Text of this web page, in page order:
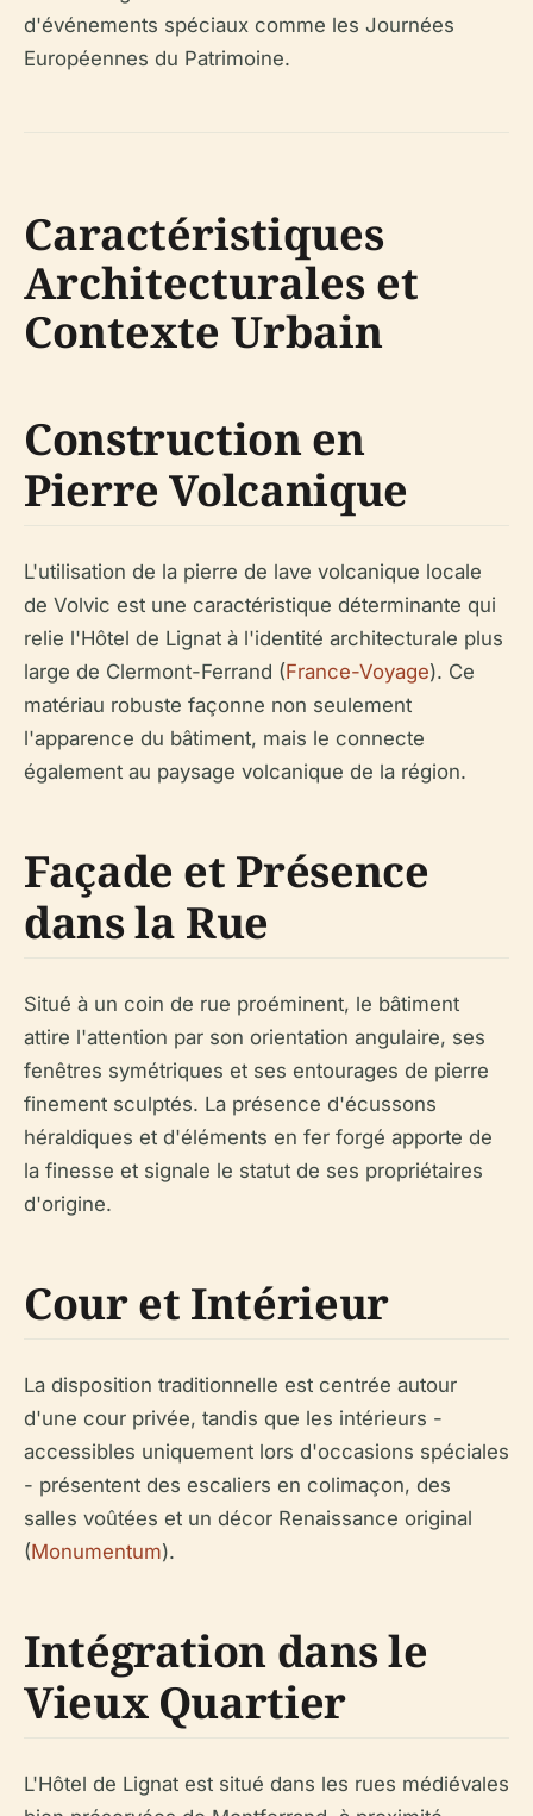
d'événements spéciaux comme les Journées
Européennes du Patrimoine.
Caractéristiques
Architecturales et
Contexte Urbain
Construction en
Pierre Volcanique
L'utilisation de la pierre de lave volcanique locale
de Volvic est une caractéristique déterminante qui
relie l'Hôtel de Lignat à l'identité architecturale plus
large de Clermont-Ferrand (France-Voyage). Ce
matériau robuste façonne non seulement
l'apparence du bâtiment, mais le connecte
également au paysage volcanique de la région.
Façade et Présence
dans la Rue
Situé à un coin de rue proéminent, le bâtiment
attire l'attention par son orientation angulaire, ses
fenêtres symétriques et ses entourages de pierre
finement sculptés. La présence d'écussons
héraldiques et d'éléments en fer forgé apporte de
la finesse et signale le statut de ses propriétaires
d'origine.
Cour et Intérieur
La disposition traditionnelle est centrée autour
d'une cour privée, tandis que les intérieurs -
accessibles uniquement lors d'occasions spéciales
- présentent des escaliers en colimaçon, des
salles voûtées et un décor Renaissance original
(Monumentum).
Intégration dans le
Vieux Quartier
L'Hôtel de Lignat est situé dans les rues médiévales